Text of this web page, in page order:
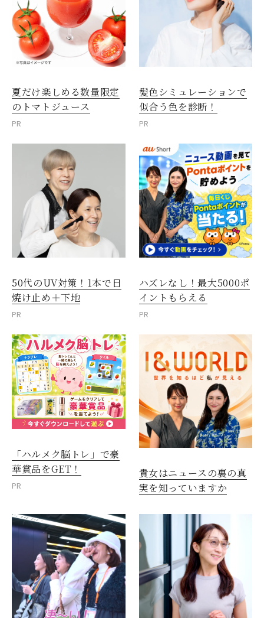
夏だけ楽しめる数量限定
のトマトジュース
PR
髪色シミュレーションで
似合う色を診断！
PR
50代のUV対策！1本で日
焼け止め＋下地
PR
ハズレなし！最大5000ポ
イントもらえる
PR
「ハルメク脳トレ」で豪
華賞品をGET！
PR
貴女はニュースの裏の真
実を知っていますか